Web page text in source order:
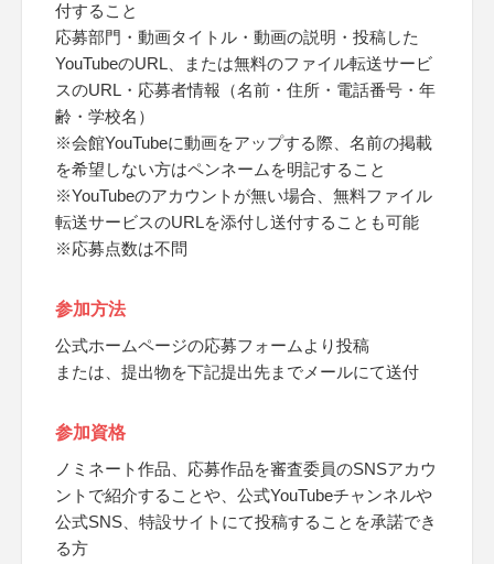
付すること
応募部門・動画タイトル・動画の説明・投稿した
YouTubeのURL、または無料のファイル転送サービ
スのURL・応募者情報（名前・住所・電話番号・年
齢・学校名）
※会館YouTubeに動画をアップする際、名前の掲載
を希望しない方はペンネームを明記すること
※YouTubeのアカウントが無い場合、無料ファイル
転送サービスのURLを添付し送付することも可能
※応募点数は不問
参加方法
公式ホームページの応募フォームより投稿
または、提出物を下記提出先までメールにて送付
参加資格
ノミネート作品、応募作品を審査委員のSNSアカウ
ントで紹介することや、公式YouTubeチャンネルや
公式SNS、特設サイトにて投稿することを承諾でき
る方